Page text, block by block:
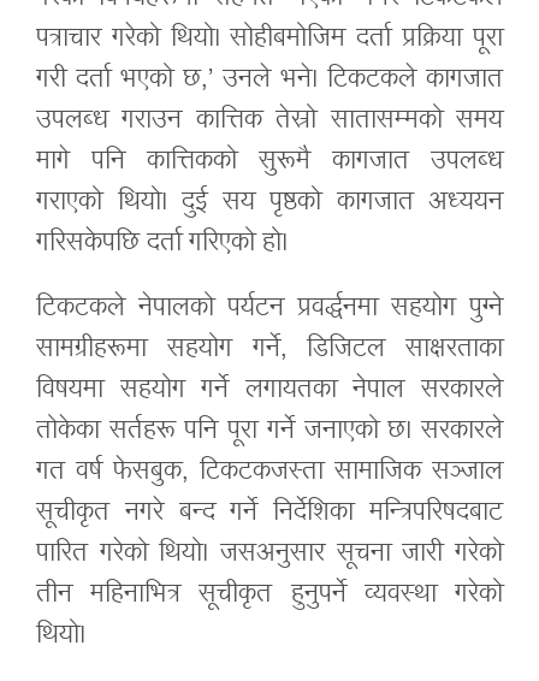
पत्राचार गरेको थियो। सोहीबमोजिम दर्ता प्रक्रिया पूरा
गरी दर्ता भएको छ,’ उनले भने। टिकटकले कागजात
उपलब्ध गराउन कात्तिक तेस्रो सातासम्मको समय
मागे पनि कात्तिकको सुरूमै कागजात उपलब्ध
गराएको थियो। दुई सय पृष्ठको कागजात अध्ययन
गरिसकेपछि दर्ता गरिएको हो।
टिकटकले नेपालको पर्यटन प्रवर्द्धनमा सहयोग पुग्ने
सामग्रीहरूमा सहयोग गर्ने, डिजिटल साक्षरताका
विषयमा सहयोग गर्ने लगायतका नेपाल सरकारले
तोकेका सर्तहरू पनि पूरा गर्ने जनाएको छ। सरकारले
गत वर्ष फेसबुक, टिकटकजस्ता सामाजिक सञ्जाल
सूचीकृत नगरे बन्द गर्ने निर्देशिका मन्त्रिपरिषदबाट
पारित गरेको थियो। जसअनुसार सूचना जारी गरेको
तीन महिनाभित्र सूचीकृत हुनुपर्ने व्यवस्था गरेको
थियो।